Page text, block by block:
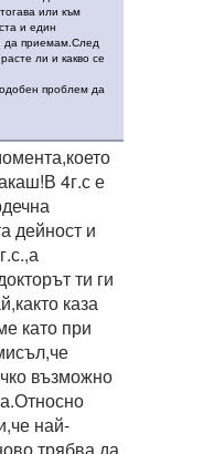
или към
и един
да приемам.След
ли и какво се
проблем да
4г.с е
дейност и
ти ги
каза
като при
възможно
най-